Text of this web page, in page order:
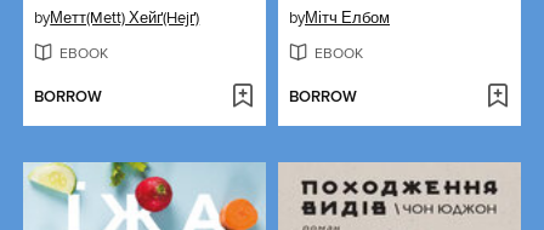
byМетт(Mett) Хейґ(Hejґ)
EBOOK
BORROW
byМітч Елбом
EBOOK
BORROW